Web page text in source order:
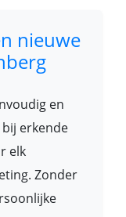
nieuwe
en
erkende
elk
Zonder